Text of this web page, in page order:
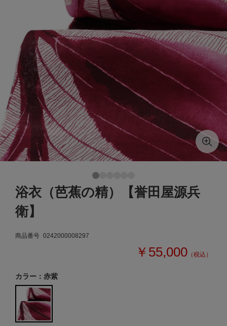
浴衣（芭蕉の精）【誉田屋源兵
衛】
商品番号 0242000008297
￥55,000 （税込）
カラー：赤紫